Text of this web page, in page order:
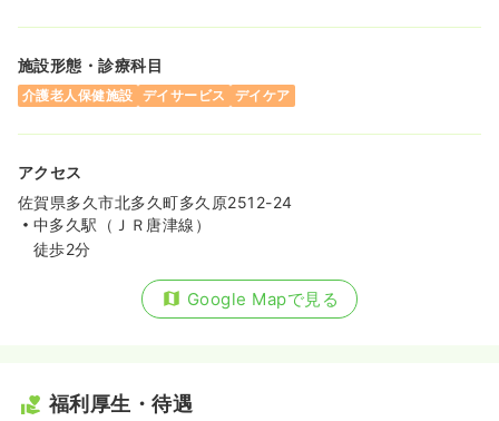
施設形態・診療科目
介護老人保健施設 デイサービス デイケア
アクセス
佐賀県多久市北多久町多久原2512-24
中多久駅（ＪＲ唐津線）
徒歩2分
Google Mapで見る
福利厚生・待遇